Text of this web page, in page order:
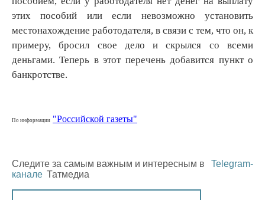
этих пособий или если невозможно установить
местонахождение работодателя, в связи с тем, что он, к
примеру, бросил свое дело и скрылся со всеми
деньгами. Теперь в этот перечень добавится пункт о
банкротстве.
По информации "Российской газеты"
Следите за самым важным и интересным в
Telegram-
канале Татмедиа